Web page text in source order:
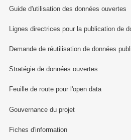
Guide d'utilisation des données ouvertes
Lignes directrices pour la publication de
Demande de réutilisation de données
Stratégie de données ouvertes
Feuille de route pour l'open data
Gouvernance du projet
Fiches d'information